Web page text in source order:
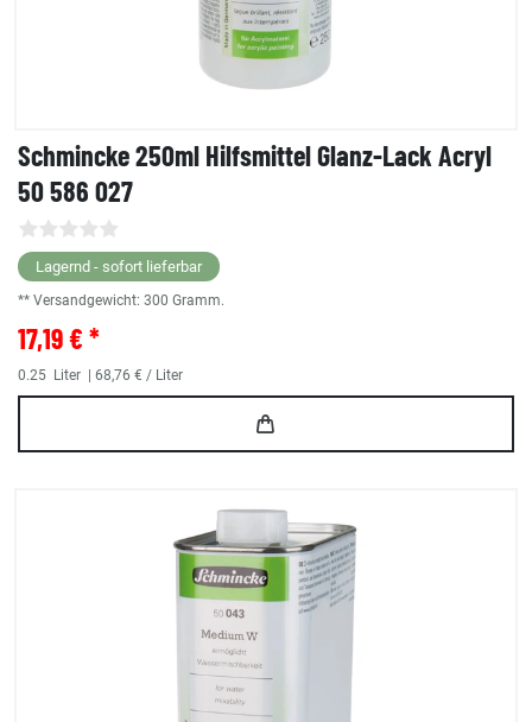
Schmincke 250ml Hilfsmittel Glanz-Lack Acryl
50 586 027
Lagernd - sofort lieferbar
** Versandgewicht: 300 Gramm.
17,19 € *
0.25 Liter | 68,76 € / Liter